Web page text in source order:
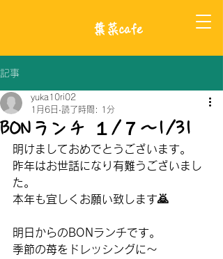
​葉菜cafe
記事
BONランチ １/７〜1/31
yuka10ri02
1月6日 読了時間: 1分
明けましておめでとうございます。
昨年はお世話になり有難うございまし
た。
本年も宜しくお願い致します🙇
明日からのBONランチです。
季節の苺をドレッシングに〜